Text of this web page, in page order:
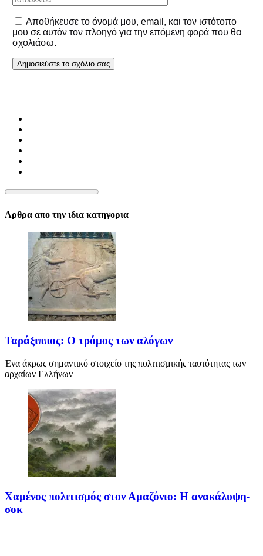
Αποθήκευσε το όνομά μου, email, και τον ιστότοπο
μου σε αυτόν τον πλοηγό για την επόμενη φορά που θα
σχολιάσω.
Αρθρα απο την ιδια κατηγορια
Ταράξιππος: Ο τρόμος των αλόγων
Ένα άκρως σημαντικό στοιχείο της πολιτισμικής ταυτότητας των
αρχαίων Ελλήνων
Χαμένος πολιτισμός στον Αμαζόνιο: Η ανακάλυψη-
σοκ